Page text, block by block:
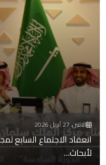
الاثنين، 27 أبريل 2026
انعقاد الاجتماع السابع
لأبحاث…